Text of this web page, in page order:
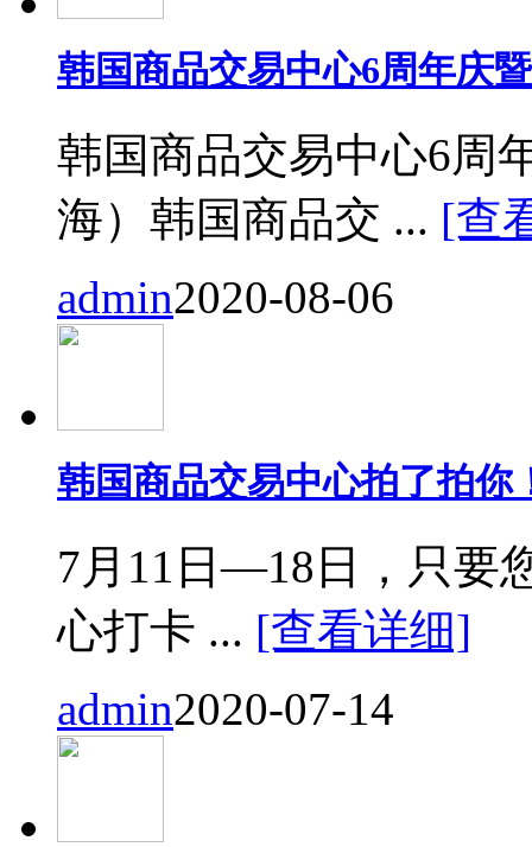
韩国商品交易中心6周年庆
韩国商品交易中心6周
海）韩国商品交 ... [查
admin2020-08-06
韩国商品交易中心拍了拍你
7月11日—18日，只要
心打卡 ... [查看详细]
admin2020-07-14